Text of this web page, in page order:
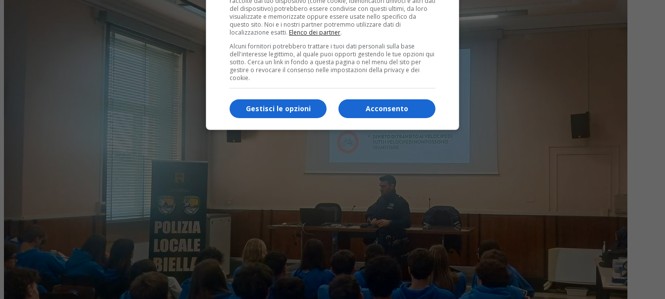
del dispositivo) potrebbero essere condivise con questi ultimi, da loro
visualizzate e memorizzate oppure essere usate nello specifico da
questo sito. Noi e i nostri partner potremmo utilizzare dati di
localizzazione esatti. Elenco dei partner.
Alcuni fornitori potrebbero trattare i tuoi dati personali sulla base
dell'interesse legittimo, al quale puoi opporti gestendo le tue opzioni qui
sotto. Cerca un link in fondo a questa pagina o nel menu del sito per
gestire o revocare il consenso nelle impostazioni della privacy e dei
cookie.
Acconsento
Gestisci le opzioni